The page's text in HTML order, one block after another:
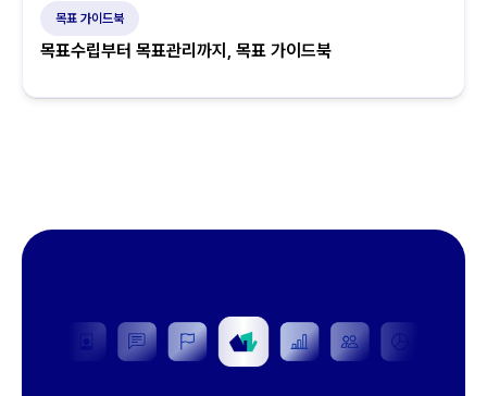
목표 가이드북
목표수립부터 목표관리까지, 목표 가이드북